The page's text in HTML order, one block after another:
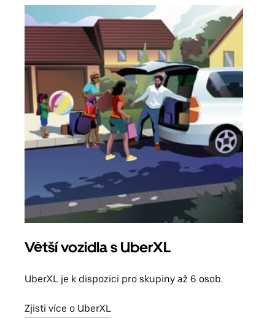
Větší vozidla s UberXL
UberXL je k dispozici pro skupiny až 6 osob.
Zjisti více o UberXL